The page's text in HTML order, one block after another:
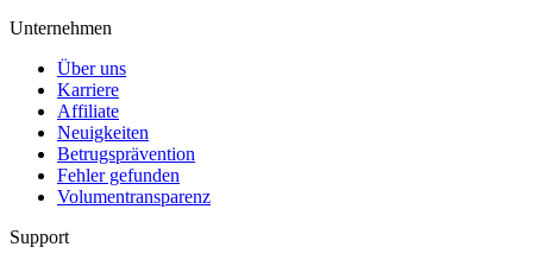
Unternehmen
Über uns
Karriere
Affiliate
Neuigkeiten
Betrugsprävention
Fehler gefunden
Volumentransparenz
Support